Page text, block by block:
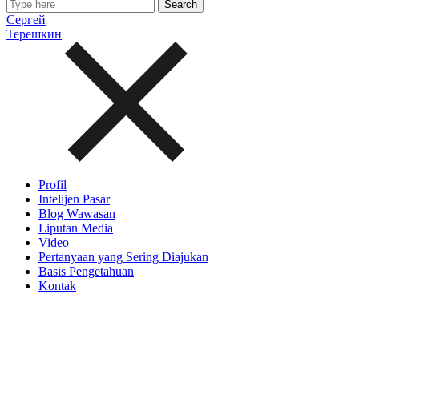
Сергей
Терешкин
Profil
Intelijen Pasar
Blog Wawasan
Liputan Media
Video
Pertanyaan yang Sering Diajukan
Basis Pengetahuan
Kontak